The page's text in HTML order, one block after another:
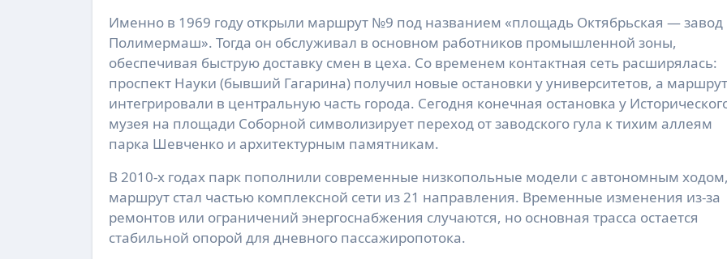
Именно в 1969 году открыли маршрут №9 под названием «площадь Октябрьская — завод
Полимермаш». Тогда он обслуживал в основном работников промышленной зоны,
обеспечивая быструю доставку смен в цеха. Со временем контактная сеть расширялась:
проспект Науки (бывший Гагарина) получил новые остановки у университетов, а маршрут
интегрировали в центральную часть города. Сегодня конечная остановка у
музея на площади Соборной символизирует переход от заводского гула к тихим аллеям
парка Шевченко и архитектурным памятникам.
В 2010-х годах парк пополнили современные низкопольные модели с автономным
маршрут стал частью комплексной сети из 21 направления. Временные изменения из-за
ремонтов или ограничений энергоснабжения случаются, но основная трасса остается
стабильной опорой для дневного пассажиропотока.